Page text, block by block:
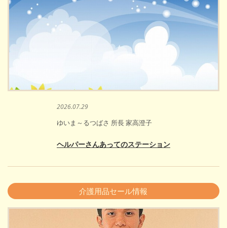
2026.07.29
ゆいま～るつばさ 所長 家高澄子
ヘルパーさんあってのステーション
介護用品セール情報